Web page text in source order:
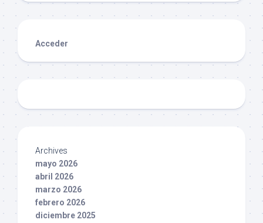
Acceder
Archives
mayo 2026
abril 2026
marzo 2026
febrero 2026
diciembre 2025